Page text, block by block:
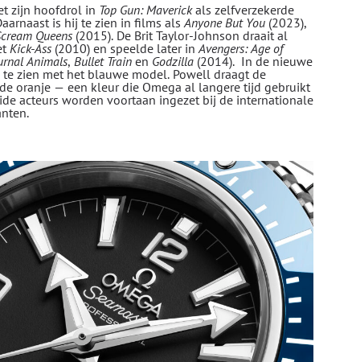
zijn hoofdrol in Top Gun: Maverickals zelfverzekerde
is hij te zien in films als Anyone But You (2023),
Queens(2015). De Brit Taylor-Johnson draait al
Kick-Ass (2010) en speelde later in Avengers: Age of
Animals, Bullet Train en Godzilla (2014). In de nieuwe
zien met het blauwe model. Powell draagt de
oranje — een kleur die Omega al langere tijd gebruikt
acteurs worden voortaan ingezet bij de internationale